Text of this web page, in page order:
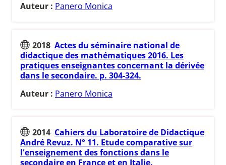
Auteur : Panero Monica
2018 Actes du séminaire national de
didactique des mathématiques 2016. Les
pratiques enseignantes concernant la dérivée
dans le secondaire. p. 304-324.
Auteur : Panero Monica
2014 Cahiers du Laboratoire de Didactique
André Revuz. N° 11. Etude comparative sur
l'enseignement des fonctions dans le
secondaire en France et en Italie.